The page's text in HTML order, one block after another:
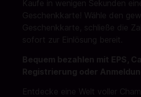
Kaufe in wenigen Sekunden
Geschenkkarte! Wähle den
Geschenkkarte, schließe die
sofort zur Einlösung bereit.
Bequem bezahlen mit EPS,
Registrierung oder
Entdecke eine Welt voller